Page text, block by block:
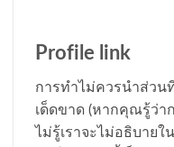
Profile link
การทำไม่ควรนำส่วน
เด็ดขาด (หากคุณรู้ว่า
ไม่รู้เราจะไม่อธิบาย